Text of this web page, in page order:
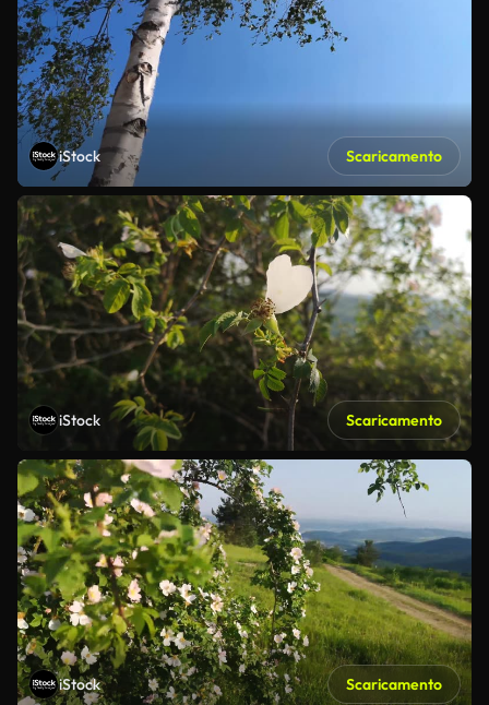
iStock Scaricamento
iStock Scaricamento
iStock Scaricamento